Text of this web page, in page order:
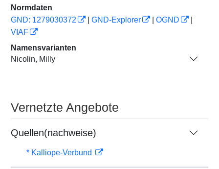
Normdaten
GND: 1279030372
GND-Explorer OGND
VIAF
Namensvarianten
Nicolin, Milly
Vernetzte Angebote
Quellen(nachweise)
* Kalliope-Verbund